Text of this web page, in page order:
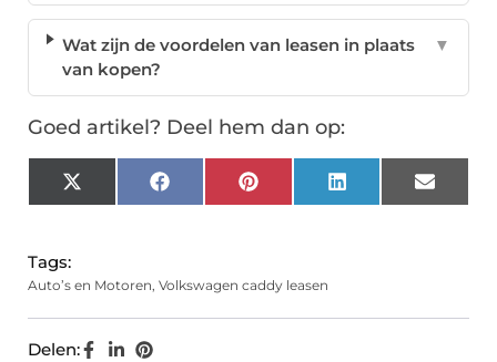
Wat zijn de voordelen van leasen in plaats
van kopen?
▼
Goed artikel? Deel hem dan op:
X
(Twitter)
FacebookPinterest LinkedIn Email
Tags:
Auto’s en Motoren, Volkswagen caddy leasen
Delen: